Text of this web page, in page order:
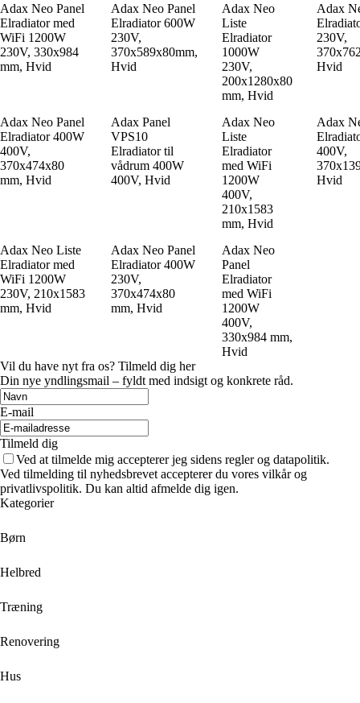
Adax Neo Panel
Elradiator med
WiFi 1200W
230V, 330x984
mm, Hvid
Adax Neo Panel
Elradiator 600W
230V,
370x589x80mm,
Hvid
Adax Neo
Liste
Elradiator
1000W
230V,
200x1280x80
mm, Hvid
Adax
230V,
Hvid
Adax Neo Panel
Elradiator 400W
400V,
370x474x80
mm, Hvid
Adax Panel
VPS10
Elradiator til
vådrum 400W
400V, Hvid
Adax Neo
Liste
Elradiator
med WiFi
1200W
400V,
210x1583
mm, Hvid
Adax
400V,
Hvid
Adax Neo Liste
Elradiator med
WiFi 1200W
230V, 210x1583
mm, Hvid
Adax Neo Panel
Elradiator 400W
230V,
370x474x80
mm, Hvid
Adax Neo
Panel
Elradiator
med WiFi
1200W
400V,
330x984 mm,
Hvid
Vil du have nyt fra os? Tilmeld dig her
Din nye yndlingsmail – fyldt med indsigt og konkrete råd.
E-mail
Tilmeld dig
Ved at tilmelde mig accepterer jeg sidens regler og datapolitik.
Ved tilmelding til nyhedsbrevet accepterer du vores vilkår og
privatlivspolitik. Du kan altid afmelde dig igen.
Kategorier
Børn
Helbred
Træning
Renovering
Hus